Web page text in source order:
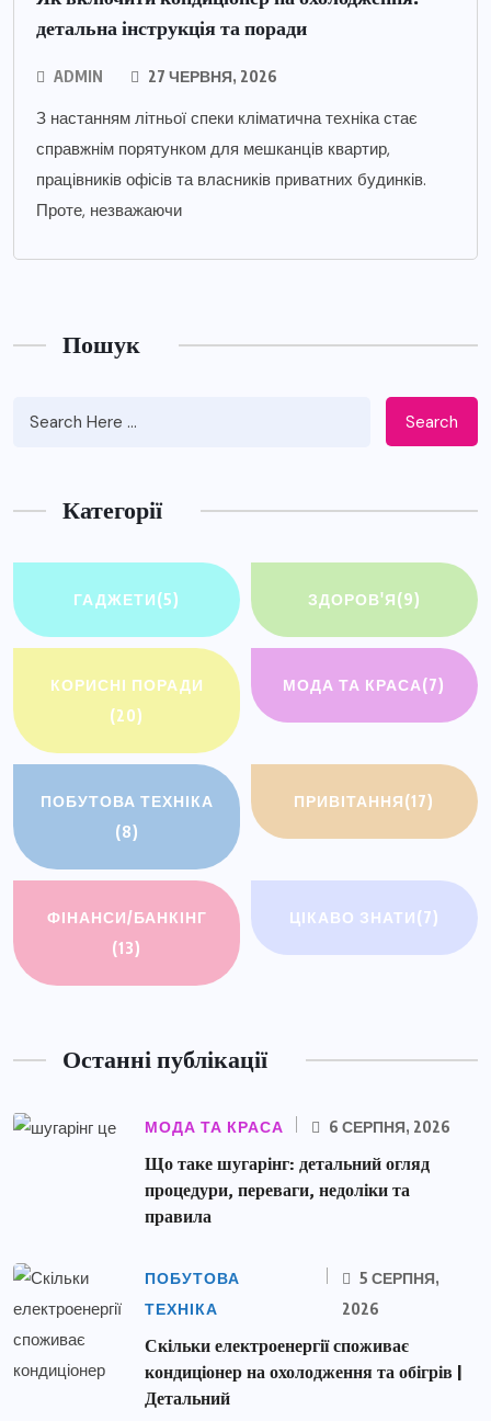
детальна інструкція та поради
ADMIN 27 ЧЕРВНЯ, 2026
З настанням літньої спеки кліматична техніка стає
справжнім порятунком для мешканців квартир,
працівників офісів та власників приватних будинків.
Проте, незважаючи
Пошук
Search
Категорії
ГАДЖЕТИ(5) ЗДОРОВ'Я(9)
КОРИСНІ ПОРАДИ
(20)
МОДА ТА КРАСА(7)
ПОБУТОВА ТЕХНІКА
(8)
ПРИВІТАННЯ(17)
ФІНАНСИ/БАНКІНГ
(13)
ЦІКАВО ЗНАТИ(7)
Останні публікації
МОДА ТА КРАСА 6 СЕРПНЯ, 2026
Що таке шугарінг: детальний огляд
процедури, переваги, недоліки та
правила
ПОБУТОВА
ТЕХНІКА
5 СЕРПНЯ,
2026
Скільки електроенергії споживає
кондиціонер на охолодження та обігрів |
Детальний